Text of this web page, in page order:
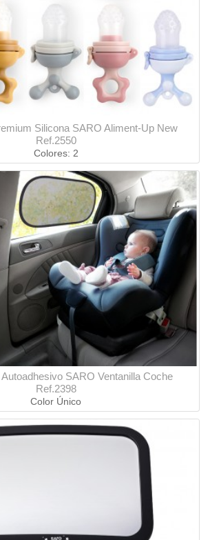
Silicona SARO Aliment-Up New
Ref.2550
Colores: 2
SARO Ventanilla Coche
Ref.2398
Color Único